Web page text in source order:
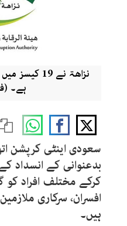
نزاھۃ نے 19
ہے۔
سعودی اینٹی کرپشن
بدعنوانی کے انسداد
کرکے مختلف افراد کو
افسران، سرکاری
ہیں۔